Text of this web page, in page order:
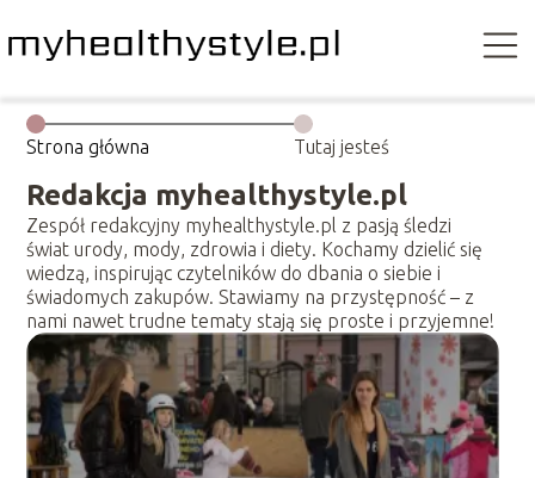
Strona główna Tutaj jesteś
Redakcja myhealthystyle.pl
Zespół redakcyjny myhealthystyle.pl z pasją śledzi
świat urody, mody, zdrowia i diety. Kochamy dzielić się
wiedzą, inspirując czytelników do dbania o siebie i
świadomych zakupów. Stawiamy na przystępność – z
nami nawet trudne tematy stają się proste i przyjemne!